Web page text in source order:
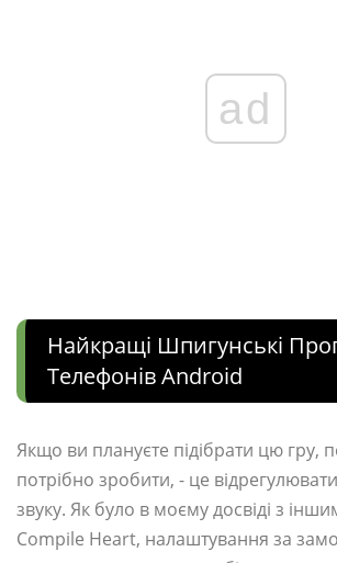
ad
Найкращі Шпигунські
Телефонів Android
Якщо ви плануєте підібрати цю
потрібно зробити, - це
звуку. Як було в моєму досвіді з
Compile Heart, налаштування за